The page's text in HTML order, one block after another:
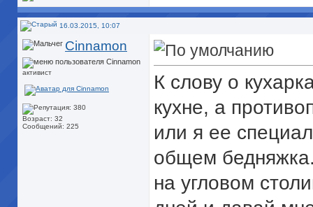
16.03.2015, 10:07
Cinnamon
активист
Возраст: 32
Сообщений: 225
К слову о
кухне, а
или я ее
общем
на угловом